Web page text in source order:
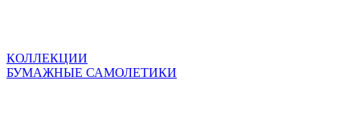
КОЛЛЕКЦИИ
БУМАЖНЫЕ САМОЛЕТИКИ